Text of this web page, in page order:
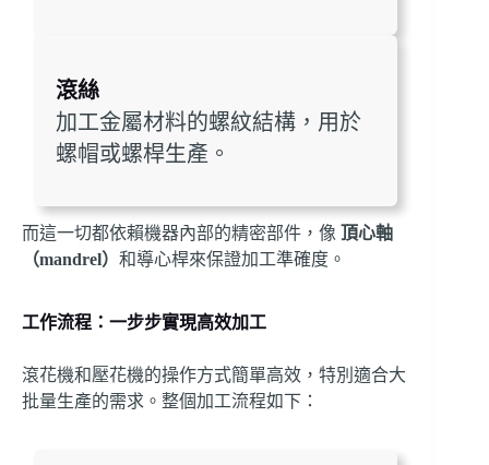
滾絲
加工金屬材料的螺紋結構，用於
螺帽或螺桿生產。
而這一切都依賴機器內部的精密部件，像 頂心軸
（mandrel） 和導心桿來保證加工準確度。
工作流程：一步步實現高效加工
滾花機和壓花機的操作方式簡單高效，特別適合大
批量生產的需求。整個加工流程如下：